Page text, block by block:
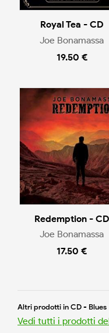
Royal Tea - CD
Joe Bonamassa
19.50 €
Redemption - CD
Joe Bonamassa
17.50 €
Altri prodotti in CD - Blues
Vedi tutti i prodotti